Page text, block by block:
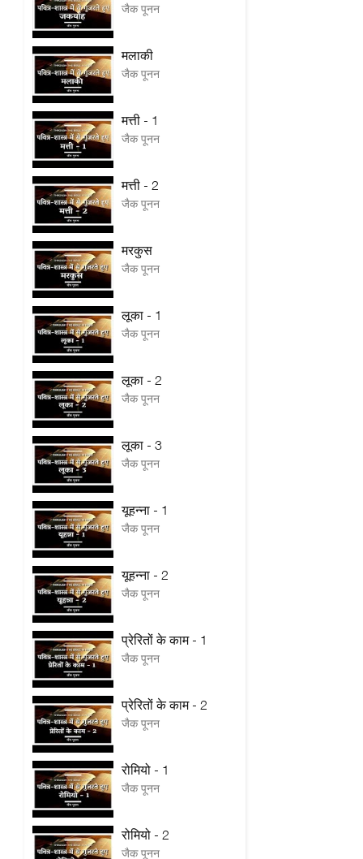
जैक पूनन
मलाकी
जैक पूनन
मत्ती - 1
जैक पूनन
मत्ती - 2
जैक पूनन
मरकुस
जैक पूनन
लूका - 1
जैक पूनन
लूका - 2
जैक पूनन
लूका - 3
जैक पूनन
यूहन्ना - 1
जैक पूनन
यूहन्ना - 2
जैक पूनन
प्रेरितों के काम - 1
जैक पूनन
प्रेरितों के काम - 2
जैक पूनन
रोमियो - 1
जैक पूनन
रोमियो - 2
जैक पूनन